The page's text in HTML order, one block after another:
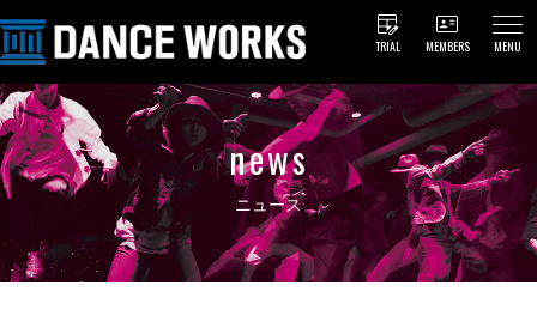
TRIAL MEMBERS MENU
news
ニュース